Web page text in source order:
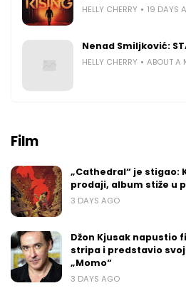
HELLY CHERRY 19 DAYS
Nenad Smiljković:
HELLY CHERRY ABOUT A
Film
„Cathedral“ je stigao:
prodaji, album stiže u
3 DAYS AGO
Džon Kjusak napustio
stripa i predstavio
„Momo“
3 DAYS AGO